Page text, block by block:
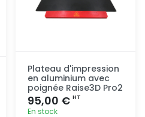
Plateau d'impression
en aluminium avec
poignée Raise3D Pro2
95,00 € HT
En stock